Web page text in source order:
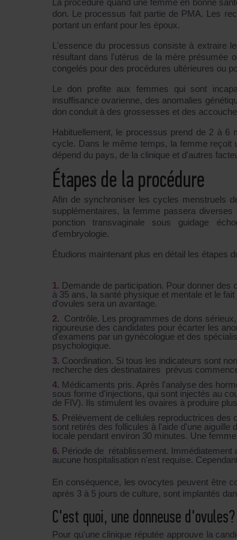
La procédure quand une femme en bonne
don. Le processus fait partie de PMA. Les
portant un enfant pour les époux.
L'essence du processus consiste à extraire
résultant dans l'utérus de la mère présumée
congelés pour des procédures ultérieures ou
Le don profite aux femmes qui sont
insuffisance ovarienne, des anomalies
don conduit à des grossesses et des
Habituellement, le processus prend de 2 à
cycle. Dans le même temps, la femme reçoit
dépend du pays, de la clinique et d'autres
Étapes de la procédure
Afin de synchroniser les cycles menstruels
supplémentaires, la femme passera
ponction transvaginale sous guidage
d'embryologie.
Étudions maintenant plus en détail les étapes
Demande de participation. Pour donner
à 35 ans, la santé physique et mentale et le
d'ovules sera un avantage.
Contrôle. Les programmes de dons
rigoureuse des candidates pour écarter les
d'examens par un gynécologue et des
psychologique.
Coordination. Si tous les indicateurs sont
recherche des destinataires prévus
Médicaments pris. Après l'analyse des
sous forme d'injections, qui sont injectés au
de FIV). Ils stimulent les ovaires à produire
Prélèvement de cellules reproductrices des
sont retirés des follicules à l'aide d'une
locale pendant environ 30 minutes. Une
Période de rétablissement. Immédiatement
aucune hospitalisation n'est requise.
En conséquence, les ovocytes peuvent être
après 3 à 5 jours de culture, sont implantés
C'est quoi, une donneuse d'ovules?
Pour qu'une clinique réputée approuve la